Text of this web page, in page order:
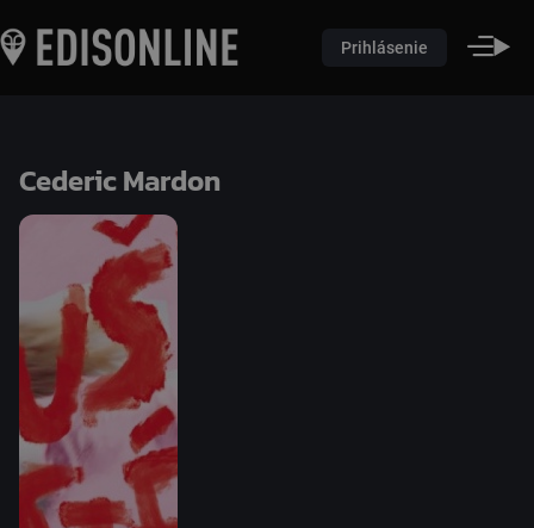
Prihlásenie
Cederic Mardon